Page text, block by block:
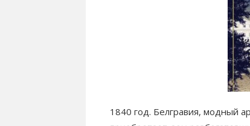
1840 год. Белгравия, модный